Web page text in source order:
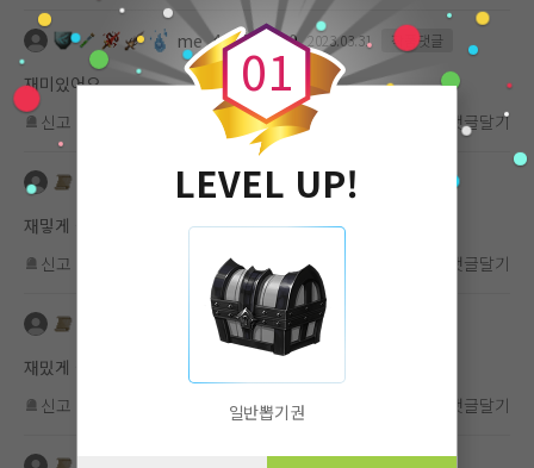
me_466573660 2023.03.31 작품댓글
재미있어요
신고
댓글달기
가자인지양 작품댓글
재밓게 잘 볼께요
신고
댓글달기
가자인지양 2023.01.22
재밌게 잘 봤어요
신고
댓글달기
01
LEVEL UP!
일반뽑기권